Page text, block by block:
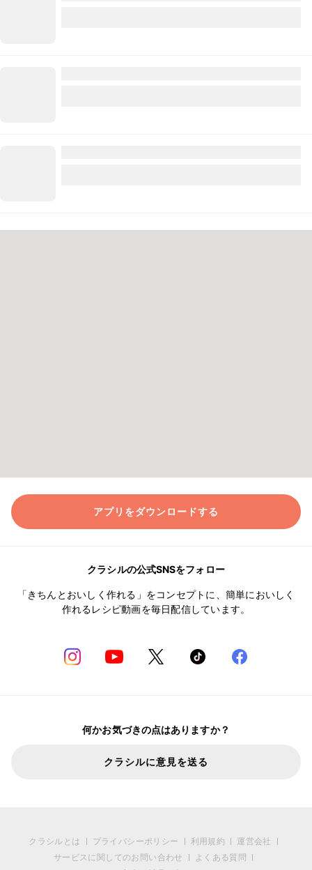
アプリをダウンロードする
クラシルの公式SNSをフォロー
「きちんとおいしく作れる」をコンセプトに、簡単においしく
作れるレシピ動画を毎日配信しています。
何かお気づきの点はありますか？
クラシルに意見を送る
クラシルとは プライバシーポリシー 利用規約
運営会社
サービスに関してのお問い合わせ
よくある質問